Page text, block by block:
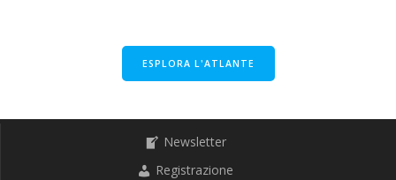
ESPLORA L'ATLANTE
Newsletter
Registrazione